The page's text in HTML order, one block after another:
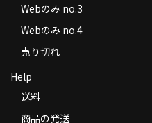
Webのみ no.3
Webのみ no.4
売り切れ
Help
送料
商品の発送